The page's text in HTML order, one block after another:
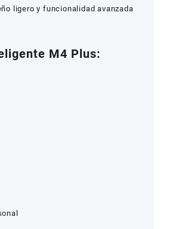
ligero y funcionalidad avanzada
M4 Plus: